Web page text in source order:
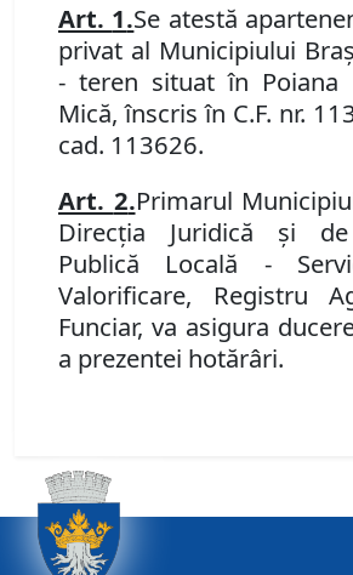
Art. 1.Se atestă
privat al Municipiului
- teren situat în Poiana
Mică, înscris în C.F. nr.
cad. 113626.
Art. 2.Primarul
Direcția Juridică și
Publică Locală -
Valorificare, Registru
Funciar, va asigura
a prezentei hotărâri.